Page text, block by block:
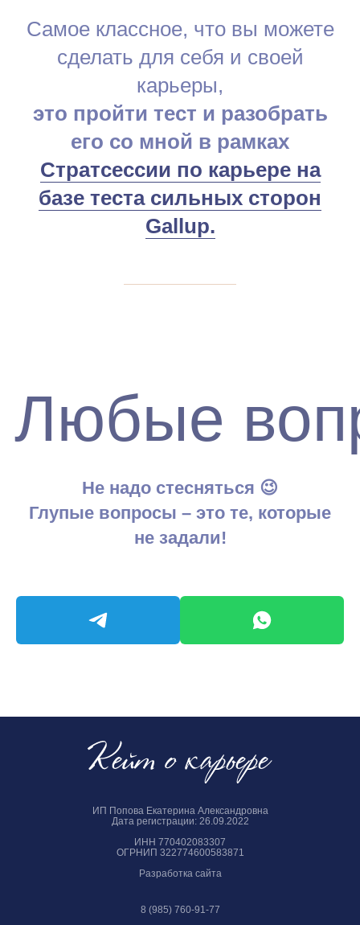
Самое классное, что вы можете
сделать для себя и своей
карьеры,
это пройти тест и разобрать
его со мной в рамках
Стратсессии по карьере на
базе теста сильных сторон
Gallup.
ИП Попова Екатерина Александровна
Дата регистрации: 26.09.2022
ИНН 770402083307
ОГРНИП 322774600583871
Разработка сайта
8 (985) 760-91-77